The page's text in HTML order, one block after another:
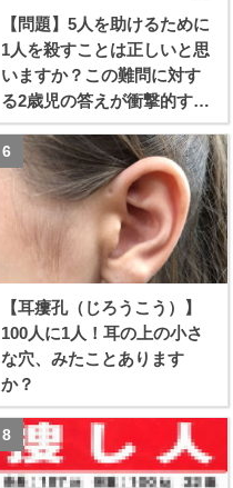
【問題】5人を助けるために
1人を殺すことは正しいと思
いますか？この難問に対す
る2歳児の答えが衝撃的すぎ
る！！
【耳瘻孔（じろうこう）】
100人に1人！耳の上の小さ
な穴、みたことあります
か？